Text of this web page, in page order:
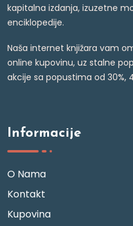
kapitalna izdanja, izuzetne
enciklopedije.
Naša internet knjižara vam
online kupovinu, uz stalne
akcije sa popustima od 30%,
Informacije
O Nama
Kontakt
Kupovina